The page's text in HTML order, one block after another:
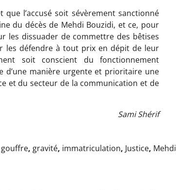
l’accusé soit sévèrement sanctionné
du décès de Mehdi Bouzidi, et ce, pour
les dissuader de commettre des bêtises
les défendre à tout prix en dépit de leur
soit conscient du fonctionnement
d’une manière urgente et prioritaire une
et du secteur de la communication et de
Sami Shérif
gouffre, gravité, immatriculation, Justice, Mehdi